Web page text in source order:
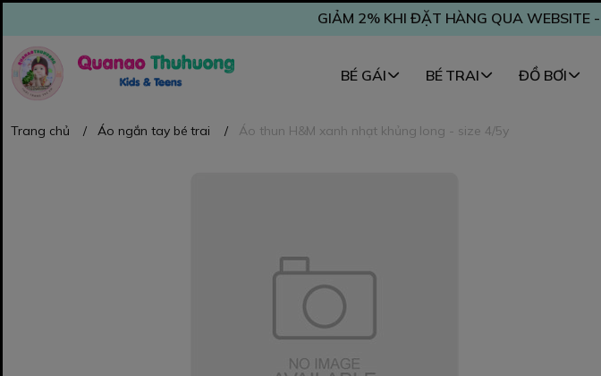
GIẢM 2% KHI ĐẶT HÀNG QUA WEBSITE
BÉ GÁI BÉ TRAI ĐỒ BƠI
Trang chủ / Áo ngắn tay bé trai / Áo thun H&M xanh nhạt khủng long - size 4/5y